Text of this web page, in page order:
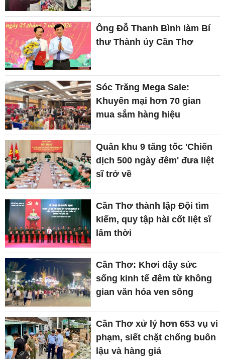
Ông Đỗ Thanh Bình làm Bí
thư Thành ủy Cần Thơ
Sóc Trăng Mega Sale:
Khuyến mại hơn 70 gian
mua sắm hàng hiệu
Quân khu 9 tăng tốc 'Chiến
dịch 500 ngày đêm' đưa liệt
sĩ trở về
Cần Thơ thành lập Đội tìm
kiếm, quy tập hài cốt liệt sĩ
lâm thời
Cần Thơ: Khơi dậy sức
sống kinh tế đêm từ không
gian văn hóa ven sông
Cần Thơ xử lý hơn 653 vụ vi
phạm, siết chặt chống buôn
lậu và hàng giả